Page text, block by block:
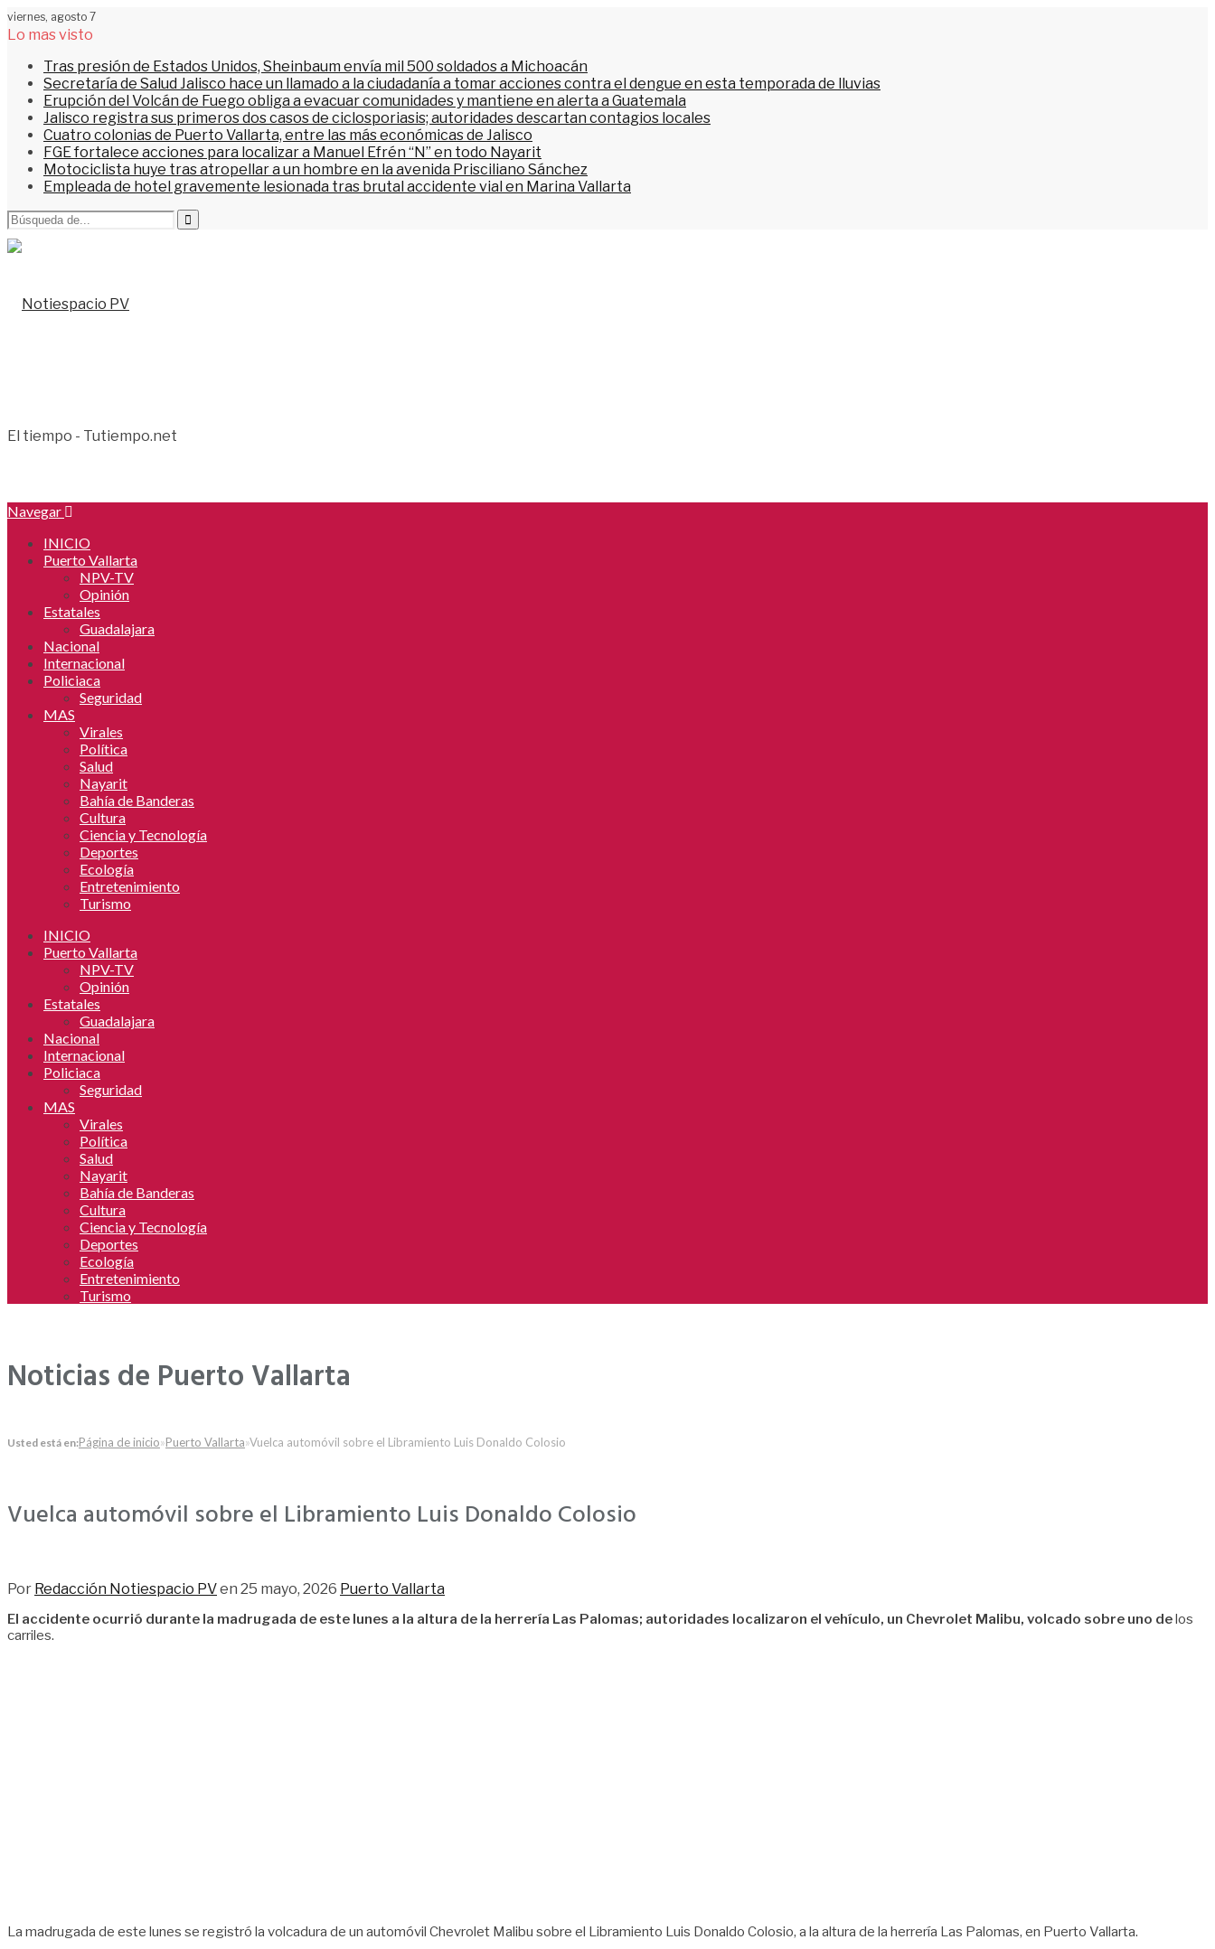
viernes, agosto 7
Lo mas visto
Tras presión de Estados Unidos, Sheinbaum envía mil 500 soldados a Michoacán
Secretaría de Salud Jalisco hace un llamado a la ciudadanía a tomar acciones contra el dengue en esta temporada de lluvias
Erupción del Volcán de Fuego obliga a evacuar comunidades y mantiene en alerta a Guatemala
Jalisco registra sus primeros dos casos de ciclosporiasis; autoridades descartan contagios locales
Cuatro colonias de Puerto Vallarta, entre las más económicas de Jalisco
FGE fortalece acciones para localizar a Manuel Efrén “N” en todo Nayarit
Motociclista huye tras atropellar a un hombre en la avenida Prisciliano Sánchez
Empleada de hotel gravemente lesionada tras brutal accidente vial en Marina Vallarta
El tiempo - Tutiempo.net
Navegar
INICIO
Puerto Vallarta
NPV-TV
Opinión
Estatales
Guadalajara
Nacional
Internacional
Policiaca
Seguridad
MAS
Virales
Política
Salud
Nayarit
Bahía de Banderas
Cultura
Ciencia y Tecnología
Deportes
Ecología
Entretenimiento
Turismo
INICIO
Puerto Vallarta
NPV-TV
Opinión
Estatales
Guadalajara
Nacional
Internacional
Policiaca
Seguridad
MAS
Virales
Política
Salud
Nayarit
Bahía de Banderas
Cultura
Ciencia y Tecnología
Deportes
Ecología
Entretenimiento
Turismo
Noticias de Puerto Vallarta
Usted está en:Página de inicio»Puerto Vallarta»Vuelca automóvil sobre el Libramiento Luis Donaldo Colosio
Vuelca automóvil sobre el Libramiento Luis Donaldo Colosio
Por Redacción Notiespacio PVen 25 mayo, 2026 Puerto Vallarta
El accidente ocurrió durante la madrugada de este lunes a la altura de la herrería Las Palomas; autoridades localizaron el vehículo, un Chevrolet Malibu, volcado sobre uno delos
carriles.
La madrugada de este lunes se registró la volcadura de un automóvil Chevrolet Malibu sobre el Libramiento Luis Donaldo Colosio, a la altura de la herrería Las Palomas, en Puerto Vallarta.